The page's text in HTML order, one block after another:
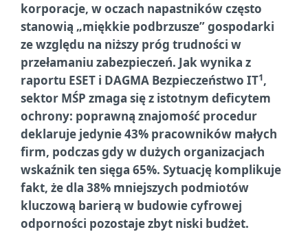
korporacje, w oczach napastników często
stanowią „miękkie podbrzusze” gospodarki
ze względu na niższy próg trudności w
przełamaniu zabezpieczeń. Jak wynika z
raportu ESET i DAGMA Bezpieczeństwo IT1,
sektor MŚP zmaga się z istotnym deficytem
ochrony: poprawną znajomość procedur
deklaruje jedynie 43% pracowników małych
firm, podczas gdy w dużych organizacjach
wskaźnik ten sięga 65%. Sytuację komplikuje
fakt, że dla 38% mniejszych podmiotów
kluczową barierą w budowie cyfrowej
odporności pozostaje zbyt niski budżet.